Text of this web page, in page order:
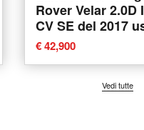
Rover Velar 2.0D
CV SE del 2017
Padova
€ 42,900
Vedi tutte